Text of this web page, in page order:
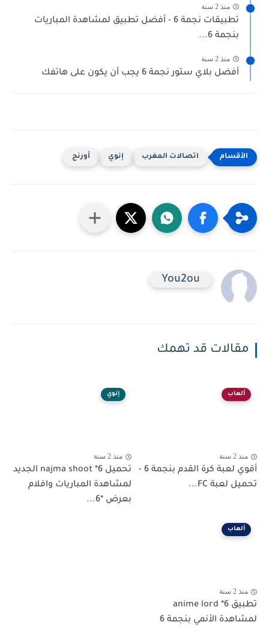
منذ 2 سنة
تطبيقات نجمة 6 - أفضل تطبيق لمشاهدة المباريات
بنجمة 6...
منذ 2 سنة
أفضل بلاي ستور نجمة 6 يجب أن يكون على هاتفك
اتصالات المغرب إنوي أورنج
You2ou
مقالات قد تهمك
ألعاب
منذ 2 سنة
أقوي لعبة كرة القدم بنجمة 6 -
تحميل لعبة FC...
إنوي
منذ 2 سنة
تحميل najma shoot *6 الجديد
لمشاهدة المباريات وافلام
بعرض *6...
ألعاب
منذ 2 سنة
تطبيق anime lord *6
لمشاهدة الأنمي بنجمة 6